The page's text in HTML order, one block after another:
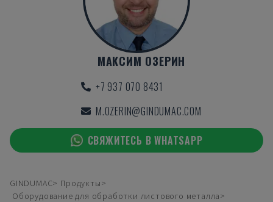
МАКСИМ ОЗЕРИН
+7 937 070 8431
M.OZERIN@GINDUMAC.COM
СВЯЖИТЕСЬ В WHATSAPP
GINDUMAC
Продукты
Оборудование для обработки листового металла